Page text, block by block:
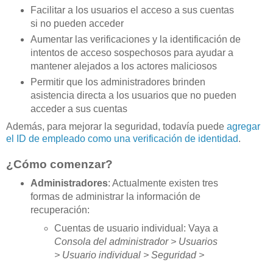
Facilitar a los usuarios el acceso a sus cuentas
si no pueden acceder
Aumentar las verificaciones y la identificación de
intentos de acceso sospechosos para ayudar a
mantener alejados a los actores maliciosos
Permitir que los administradores brinden
asistencia directa a los usuarios que no pueden
acceder a sus cuentas
Además, para mejorar la seguridad, todavía puede agregar
el ID de empleado como una verificación de identidad.
¿Cómo comenzar?
Administradores: Actualmente existen tres
formas de administrar la información de
recuperación:
Cuentas de usuario individual: Vaya a
Consola del administrador > Usuarios
> Usuario individual > Seguridad >